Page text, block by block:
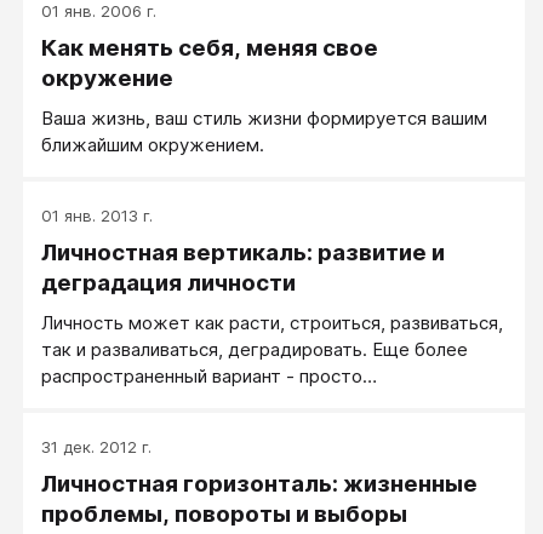
горизонтов) - вещь достаточно редкая, не более
5%. Более эффективно взрослый человек
развивается не через кризисы, а здоровым,
01 янв. 2006 г.
Как менять себя, меняя свое
окружение
Ваша жизнь, ваш стиль жизни формируется вашим
ближайшим окружением.
01 янв. 2013 г.
Личностная вертикаль: развитие и
деградация личности
Личность может как расти, строиться, развиваться,
так и разваливаться, деградировать. Еще более
распространенный вариант - просто
31 дек. 2012 г.
Личностная горизонталь: жизненные
проблемы, повороты и выборы